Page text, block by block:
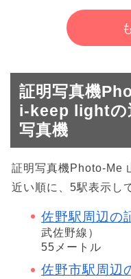
証明写真機
i-keep lightの
写真機
証明写真機Photo-Me
近い順に、5駅表示し
佐野駅周辺の
武佐野線）
55メートル
佐野市駅周辺